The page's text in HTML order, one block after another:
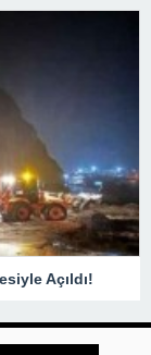
Açıldı!